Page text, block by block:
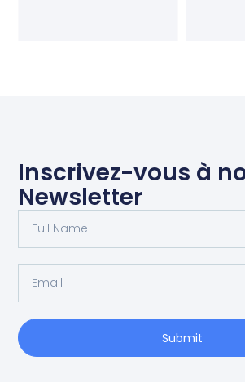
Inscrivez-vous à
Newsletter
Submit